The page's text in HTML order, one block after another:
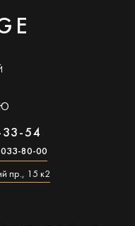
54
033-80-00
пр., 15 к2